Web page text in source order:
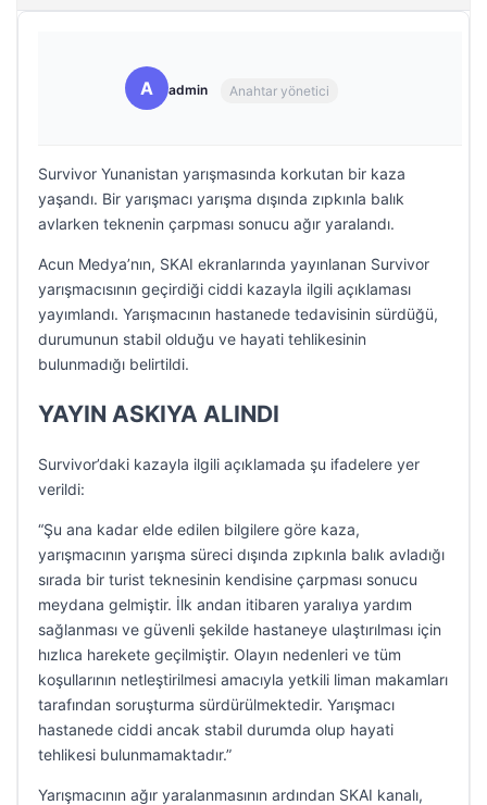
A admin Anahtar yönetici
Survivor Yunanistan yarışmasında korkutan bir kaza
yaşandı. Bir yarışmacı yarışma dışında zıpkınla balık
avlarken teknenin çarpması sonucu ağır yaralandı.
Acun Medya’nın, SKAI ekranlarında yayınlanan Survivor
yarışmacısının geçirdiği ciddi kazayla ilgili açıklaması
yayımlandı. Yarışmacının hastanede tedavisinin sürdüğü,
durumunun stabil olduğu ve hayati tehlikesinin
bulunmadığı belirtildi.
YAYIN ASKIYA ALINDI
Survivor’daki kazayla ilgili açıklamada şu ifadelere yer
verildi:
“Şu ana kadar elde edilen bilgilere göre kaza,
yarışmacının yarışma süreci dışında zıpkınla balık avladığı
sırada bir turist teknesinin kendisine çarpması sonucu
meydana gelmiştir. İlk andan itibaren yaralıya yardım
sağlanması ve güvenli şekilde hastaneye ulaştırılması için
hızlıca harekete geçilmiştir. Olayın nedenleri ve tüm
koşullarının netleştirilmesi amacıyla yetkili liman makamları
tarafından soruşturma sürdürülmektedir. Yarışmacı
hastanede ciddi ancak stabil durumda olup hayati
tehlikesi bulunmamaktadır.”
Yarışmacının ağır yaralanmasının ardından SKAI kanalı,